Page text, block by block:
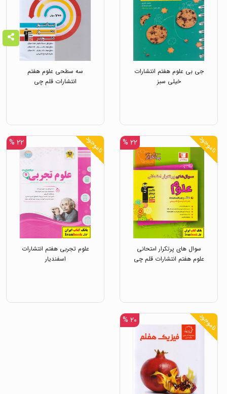
جی بی علوم هفتم انتشارات
خیلی سبز
سه سطحی علوم هفتم
انتشارات قلم چی
ناموجود ۲۲ %
سوال های پرتکرار امتحانی
علوم هفتم انتشارات قلم چی
ناموجود ۲۲ %
علوم تجربی هفتم انتشارات
اسفندیار
ناموجود ۲۰ %